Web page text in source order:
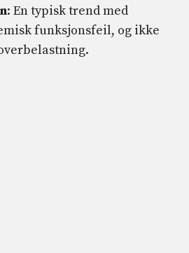
: En typisk trend med
funksjonsfeil, og ikke